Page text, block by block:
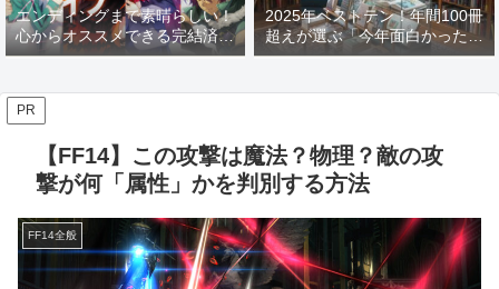
エンディングまで素晴らしい！
心からオススメできる完結済み
ラノベ
2025年ベストテン！年間100冊
超えが選ぶ「今年面白かった本
10選」！
PR
【FF14】この攻撃は魔法？物理？敵の攻
撃が何「属性」かを判別する方法
FF14全般